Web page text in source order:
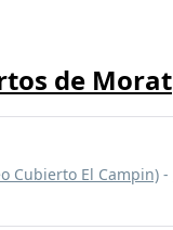
de Morat
Cubierto El Campin) -